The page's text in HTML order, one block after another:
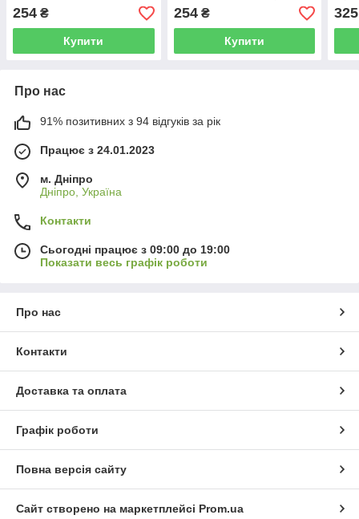
254 ₴
Купити
254₴
Купити
325
Про нас
91% позитивних з 94 відгуків за рік
Працює з 24.01.2023
м. Дніпро
Дніпро, Україна
Контакти
Сьогодні працює з 09:00 до 19:00
Показати весь графік роботи
Про нас
Контакти
Доставка та оплата
Графік роботи
Повна версія сайту
Сайт створено на маркетплейсі Prom.ua